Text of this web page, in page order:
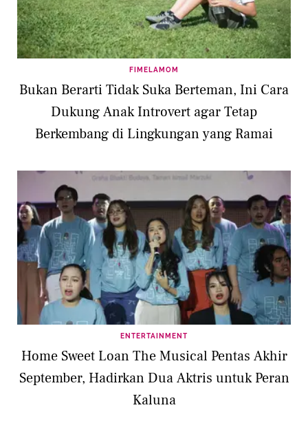
FIMELAMOM
Bukan Berarti Tidak Suka Berteman, Ini Cara
Dukung Anak Introvert agar Tetap
Berkembang di Lingkungan yang Ramai
ENTERTAINMENT
Home Sweet Loan The Musical Pentas Akhir
September, Hadirkan Dua Aktris untuk Peran
Kaluna